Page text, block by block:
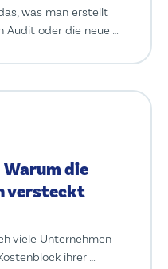
was man erstellt
Audit oder die neue …
die
versteckt
viele Unternehmen
ihrer …